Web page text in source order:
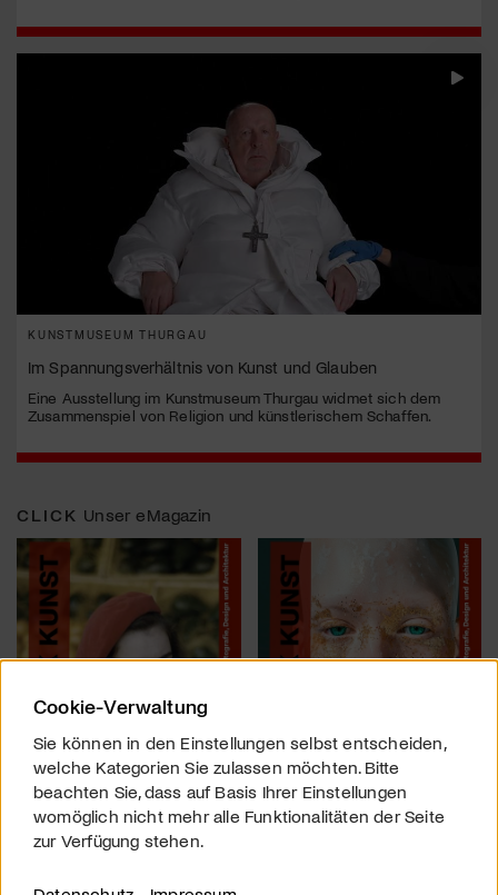
KUNSTMUSEUM THURGAU
Im Spannungsverhältnis von Kunst und Glauben
Eine Ausstellung im Kunstmuseum Thurgau widmet sich dem
Zusammenspiel von Religion und künstlerischem Schaffen.
CLICK Unser eMagazin
Cookie-Verwaltung
Sie können in den Einstellungen selbst entscheiden,
welche Kategorien Sie zulassen möchten. Bitte
beachten Sie, dass auf Basis Ihrer Einstellungen
womöglich nicht mehr alle Funktionalitäten der Seite
zur Verfügung stehen.